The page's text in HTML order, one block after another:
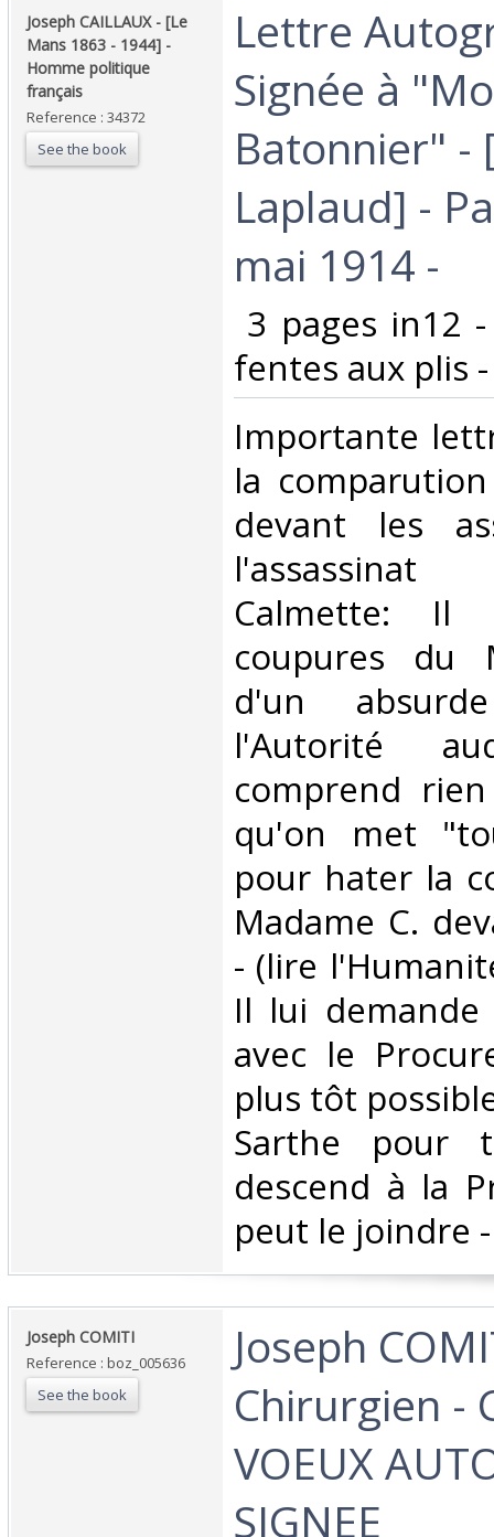
‎Joseph CAILLAUX - [Le
Mans 1863 - 1944] -
Homme politique
français‎
Reference : 34372
See the book
‎Lettre
Signée à
Batonnier" -
Laplaud] -
mai 1914 -‎
3 pages in12
fentes aux plis
‎Importante
la
devant les
Calmette:
coupures du
d'un
l'Autorité
comprend
qu'on met
pour hater la
Madame C.
- (lire
Il lui
avec le
plus tôt
Sarthe pour
descend à la
peut le joindre
‎Joseph COMITI‎
Reference : boz_005636
See the book
‎Joseph
Chirurgien -
VOEUX
SIGNEE‎